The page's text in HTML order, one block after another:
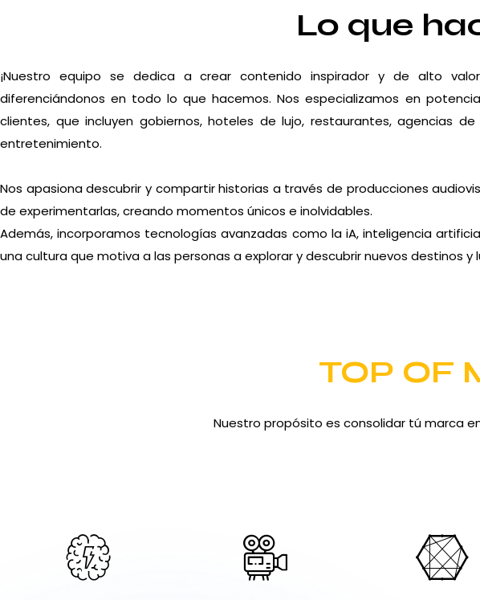
Lo que
¡Nuestro equipo se dedica a crear contenido inspirador y de alto
diferenciándonos en todo lo que hacemos. Nos especializamos en
clientes, que incluyen gobiernos, hoteles de lujo, restaurantes, agencias
entretenimiento.
Nos apasiona descubrir y compartir historias a través de producciones
de experimentarlas, creando momentos únicos e inolvidables.
Además, incorporamos tecnologías avanzadas como la iA, inteligencia
una cultura que motiva a las personas a explorar y descubrir nuevos destinos y
TOP OF
Nuestro propósito es consolidar tú marca